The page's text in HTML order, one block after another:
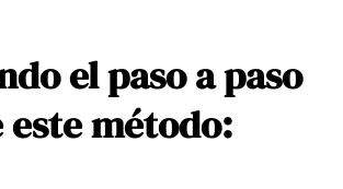
el paso a paso
este método: